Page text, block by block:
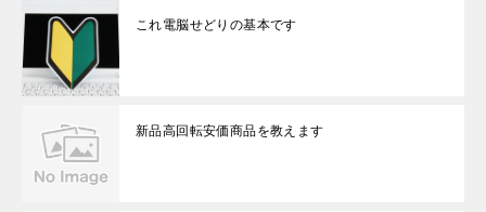
これ電脳せどりの基本です
新品高回転安価商品を教えます